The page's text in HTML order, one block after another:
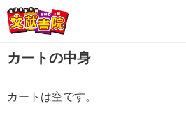
会員登録
ログイン
カートの中身
カートは空です。